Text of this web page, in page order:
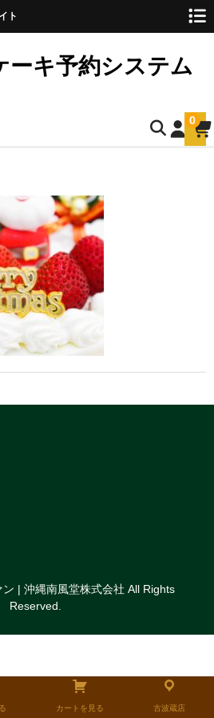
ト
ーキ予約システム
0
名様用)
名様用)
名様用)
ーキ12cm
ーキ15cm
| 沖縄南風堂株式会社 All Rights
Reserved.
カートを見る 古波蔵店